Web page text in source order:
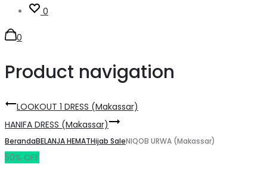
0
0
Product navigation
LOOKOUT 1 DRESS (Makassar)
HANIFA DRESS (Makassar)
BerandaBELANJA HEMATHijab SaleNIQOB URWA (Makassar)
50% OFF